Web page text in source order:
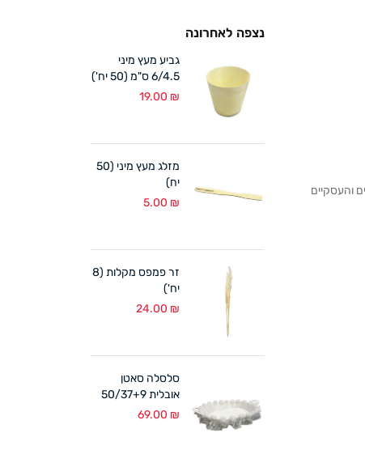
הפרטיים והעסקיים
נצפה לאחרונה
גביע מעץ מיני
6/4.5 ס"מ (50 יח')
19.00 ₪
מזלג מעץ מיני (50
יח)
5.00 ₪
זר פמפס מקלות (8
יח')
24.00 ₪
סלסלה סאטן
אובלית 50/37+9
ס"מ לבן
69.00 ₪